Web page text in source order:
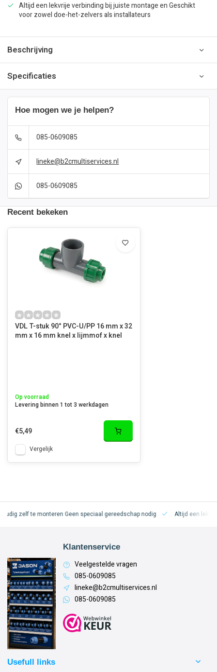
Altijd een lekvrije verbinding bij juiste montage en Geschikt
voor zowel doe-het-zelvers als installateurs
Beschrijving
Specificaties
Hoe mogen we je helpen?
085-0609085
lineke@b2cmultiservices.nl
085-0609085
Recent bekeken
VDL T-stuk 90° PVC-U/PP 16 mm x 32
mm x 16 mm knel x lijmmof x knel
Op voorraad
Levering binnen 1 tot 3 werkdagen
€5,49
Vergelijk
zelf te monteren Geen speciaal gereedschap nodig Altijd een
Klantenservice
Veelgestelde vragen
085-0609085
lineke@b2cmultiservices.nl
085-0609085
Usefull links